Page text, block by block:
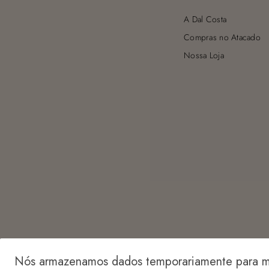
Nós armazenamos dados temporariamente
A Dal Costa
Compras no Atacado
Nossa Loja